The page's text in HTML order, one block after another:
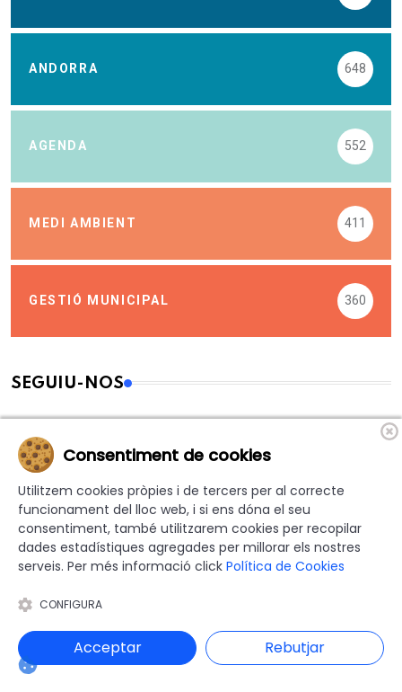
ANDORRA 648
AGENDA 552
MEDI AMBIENT 411
GESTIÓ MUNICIPAL 360
SEGUIU-NOS
1.016 Fans
10.245 Seguidors
1.481 Seguidors
Consentiment de cookies
Utilitzem cookies pròpies i de tercers per al correcte
funcionament del lloc web, i si ens dóna el seu
consentiment, també utilitzarem cookies per recopilar
dades estadístiques agregades per millorar els nostres
serveis. Per més informació click Política de Cookies
CONFIGURA
Acceptar Rebutjar